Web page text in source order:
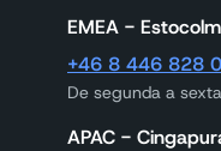
EMEA -
+46 8 446 828
De segunda a
APAC -